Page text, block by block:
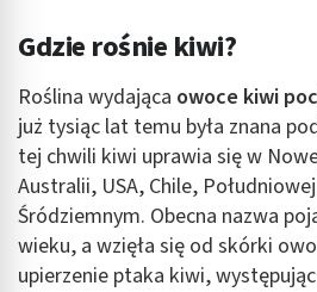
Gdzie rośnie kiwi?
Roślina wydająca owoce kiwi
już tysiąc lat temu była znana
tej chwili kiwi uprawia się w
Australii, USA, Chile,
Śródziemnym. Obecna nazwa
wieku, a wzięła się od skórki
upierzenie ptaka kiwi,